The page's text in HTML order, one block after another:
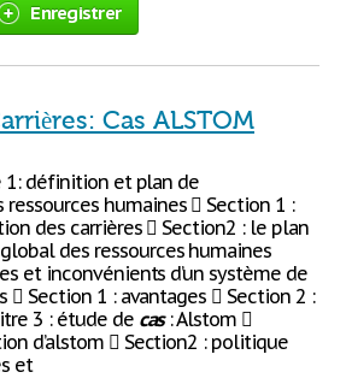
Enregistrer
Cas ALSTOM
1: définition et plan de
humaines  Section 1 :
des carrières  Section2 : le plan
des ressources humaines
et inconvénients d’un système de
 Section 1 : avantages  Section 2 :
3 : étude de cas: Alstom 
d’alstom  Section2 : politique
et